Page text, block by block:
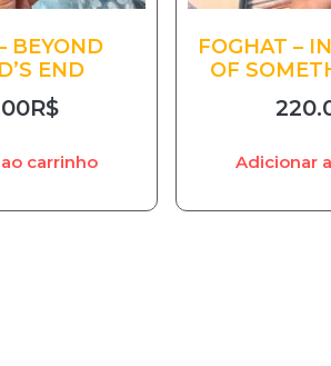
BEYOND
END
R$
carrinho
FOGHAT –
OF
Adicionar